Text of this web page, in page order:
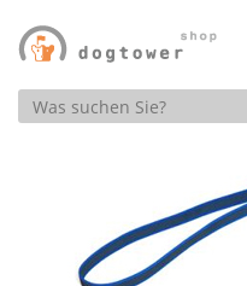
Produktsuche